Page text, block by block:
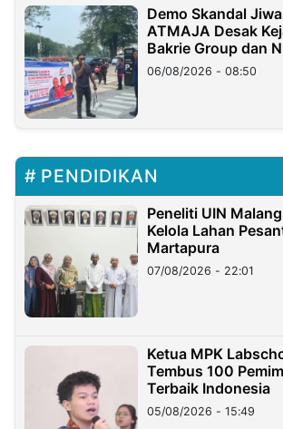
Demo Skandal
ATMAJA Desak
Bakrie Group dan
06/08/2026 - 08:50
PENDIDIKAN
Peneliti UIN
Kelola Lahan
Martapura
07/08/2026 - 22:01
Ketua MPK
Tembus 100
Terbaik Indonesia
05/08/2026 - 15:49